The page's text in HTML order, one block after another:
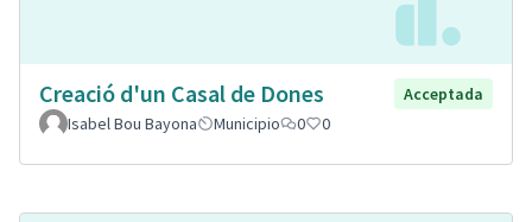
Creació d'un Casal de Dones
Acceptada
Isabel Bou Bayona
Municipio 0 0